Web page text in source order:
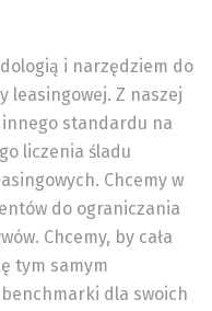
i narzędziem do
leasingowej. Z naszej
standardu na
liczenia śladu
Chcemy w
do ograniczania
Chcemy, by cała
tym samym
dla swoich